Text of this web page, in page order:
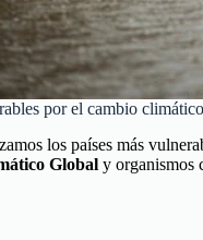
por el cambio
los países más
Global y organismos